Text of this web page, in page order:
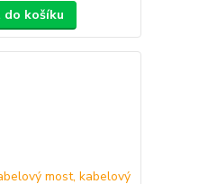
do košíku